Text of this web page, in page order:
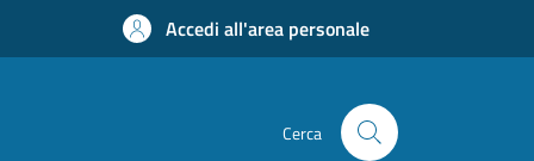
Accedi all'area personale
Cerca